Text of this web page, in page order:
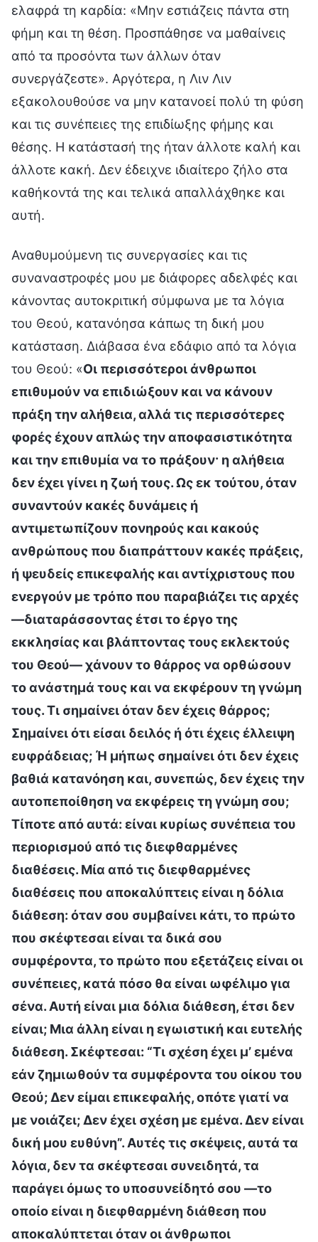
ελαφρά τη καρδία: «Μην εστιάζεις πάντα στη
φήμη και τη θέση. Προσπάθησε να μαθαίνεις
από τα προσόντα των άλλων όταν
συνεργάζεστε». Αργότερα, η Λιν Λιν
εξακολουθούσε να μην κατανοεί πολύ τη φύση
και τις συνέπειες της επιδίωξης φήμης και
θέσης. Η κατάστασή της ήταν άλλοτε καλή και
άλλοτε κακή. Δεν έδειχνε ιδιαίτερο ζήλο στα
καθήκοντά της και τελικά απαλλάχθηκε και
αυτή.
Αναθυμούμενη τις συνεργασίες και τις
συναναστροφές μου με διάφορες αδελφές και
κάνοντας αυτοκριτική σύμφωνα με τα λόγια
του Θεού, κατανόησα κάπως τη δική μου
κατάσταση. Διάβασα ένα εδάφιο από τα λόγια
του Θεού: «Οι περισσότεροι άνθρωποι
επιθυμούν να επιδιώξουν και να κάνουν
πράξη την αλήθεια, αλλά τις περισσότερες
φορές έχουν απλώς την αποφασιστικότητα
και την επιθυμία να το πράξουν· η αλήθεια
δεν έχει γίνει η ζωή τους. Ως εκ τούτου, όταν
συναντούν κακές δυνάμεις ή
αντιμετωπίζουν πονηρούς και κακούς
ανθρώπους που διαπράττουν κακές πράξεις,
ή ψευδείς επικεφαλής και αντίχριστους που
ενεργούν με τρόπο που παραβιάζει τις αρχές
—διαταράσσοντας έτσι το έργο της
εκκλησίας και βλάπτοντας τους εκλεκτούς
του Θεού— χάνουν το θάρρος να ορθώσουν
το ανάστημά τους και να εκφέρουν τη γνώμη
τους. Τι σημαίνει όταν δεν έχεις θάρρος;
Σημαίνει ότι είσαι δειλός ή ότι έχεις έλλειψη
ευφράδειας; Ή μήπως σημαίνει ότι δεν έχεις
βαθιά κατανόηση και, συνεπώς, δεν έχεις την
αυτοπεποίθηση να εκφέρεις τη γνώμη σου;
Τίποτε από αυτά: είναι κυρίως συνέπεια του
περιορισμού από τις διεφθαρμένες
διαθέσεις. Μία από τις διεφθαρμένες
διαθέσεις που αποκαλύπτεις είναι η δόλια
διάθεση: όταν σου συμβαίνει κάτι, το πρώτο
που σκέφτεσαι είναι τα δικά σου
συμφέροντα, το πρώτο που εξετάζεις είναι οι
συνέπειες, κατά πόσο θα είναι ωφέλιμο για
σένα. Αυτή είναι μια δόλια διάθεση, έτσι δεν
είναι; Μια άλλη είναι η εγωιστική και ευτελής
διάθεση. Σκέφτεσαι: “Τι σχέση έχει μ’ εμένα
εάν ζημιωθούν τα συμφέροντα του οίκου του
Θεού; Δεν είμαι επικεφαλής, οπότε γιατί να
με νοιάζει; Δεν έχει σχέση με εμένα. Δεν είναι
δική μου ευθύνη”. Αυτές τις σκέψεις, αυτά τα
λόγια, δεν τα σκέφτεσαι συνειδητά, τα
παράγει όμως το υποσυνείδητό σου —το
οποίο είναι η διεφθαρμένη διάθεση που
αποκαλύπτεται όταν οι άνθρωποι